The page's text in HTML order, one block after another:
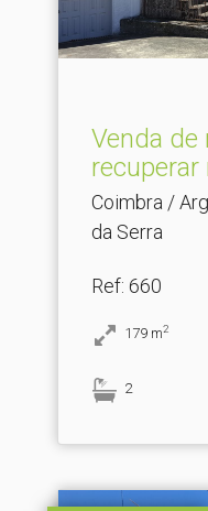
Venda de
recuperar
Coimbra /
da Serra
Ref: 660
179 m2
2